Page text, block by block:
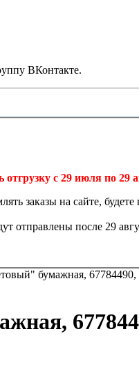
ВКонтакте.
отгрузку с 29 июля по 29
заказы на сайте,
отправлены после 29
бумажная, 67784490,